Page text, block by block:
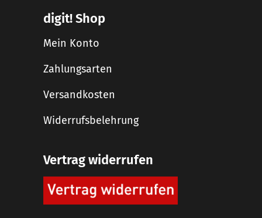
digit! Shop
Mein Konto
Zahlungsarten
Versandkosten
Widerrufsbelehrung
Vertrag widerrufen